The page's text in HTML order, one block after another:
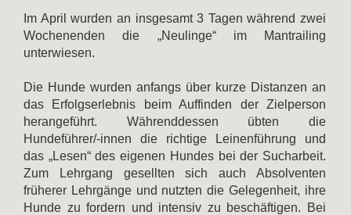
Im April wurden an insgesamt 3 Tagen während zwei
Wochenenden die „Neulinge“ im Mantrailing
unterwiesen.
Die Hunde wurden anfangs über kurze Distanzen an
das Erfolgserlebnis beim Auffinden der Zielperson
herangeführt. Währenddessen übten die
Hundeführer/-innen die richtige Leinenführung und
das „Lesen“ des eigenen Hundes bei der Sucharbeit.
Zum Lehrgang gesellten sich auch Absolventen
früherer Lehrgänge und nutzten die Gelegenheit, ihre
Hunde zu fordern und intensiv zu beschäftigen. Bei